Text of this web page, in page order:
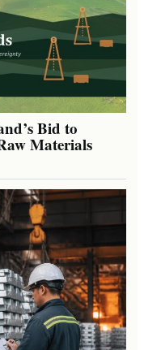
Bid to
Materials